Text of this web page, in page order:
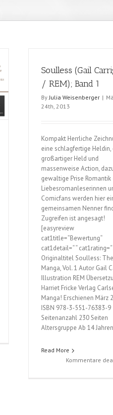
Soulless (Gail
/ REM); Band 1
By Julia Weisenberger |
24th, 2013
Kompakt Herrliche
eine schlagfertige Heldin,
großartiger Held und
massenweise Action,
gewaltige Prise Romantik
Liebesromanleserinnen
Comicfans werden hier
gemeinsamen Nenner
Zugreifen ist angesagt!
[easyreview
cat1title=“Bewertung“
cat1detail=“ “
Originaltitel Soulless: The
Manga, Vol. 1 Autor Gail
Illustration REM
Harriet Fricke Verlag
Manga! Erschienen März
ISBN 978-3-551-76383-9
Seitenanzahl 230 Seiten
Altersgruppe Ab 14
Read More
Kommentare